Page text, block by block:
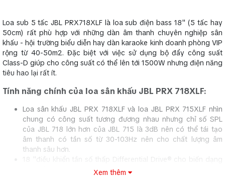
Loa sub 5 tấc JBL PRX718XLF là loa sub điện bass 18" (5 tấc hay
50cm) rất phù hợp với những dàn âm thanh chuyên nghiệp sân
khấu - hội trường biểu diễn hay dàn karaoke kinh doanh phòng VIP
rộng từ 40-50m2. Đặc biệt với việc sử dụng bộ đẩy công suất
Class-D giúp cho công suất có thể lên tới 1500W nhưng điện năng
tiêu hao lại rất ít.
Tính năng chính của loa sân khấu JBL PRX 718XLF:
Loa sân khấu JBL PRX 718XLF và loa JBL PRX 715XLF nhìn
chung có công suất tương đương nhau nhưng chỉ số SPL
của JBL 718 lớn hơn của JBL 715 là 3dB nên có thể tái tạo
âm thanh có tần số từ 30-103Hz nên cho chất lượng âm
thanh sâu hơn.
18 "điều khiển tần số thấp Differential Drive® cho biến dạng
Xem thêm